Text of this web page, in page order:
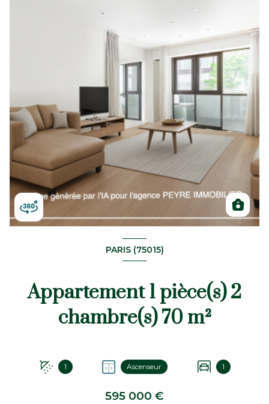
PARIS (75015)
Appartement 1 pièce(s) 2
chambre(s) 70 m²
1 Ascenseur 1
595 000 €